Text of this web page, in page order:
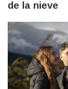
de la nieve